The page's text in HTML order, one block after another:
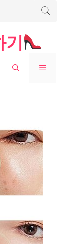
MENU